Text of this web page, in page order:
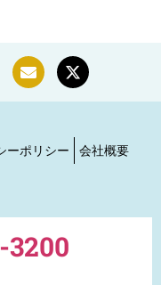
ーポリシー
会社概要
3200